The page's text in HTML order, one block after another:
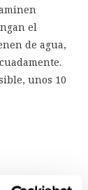
el
de agua,
unos 10